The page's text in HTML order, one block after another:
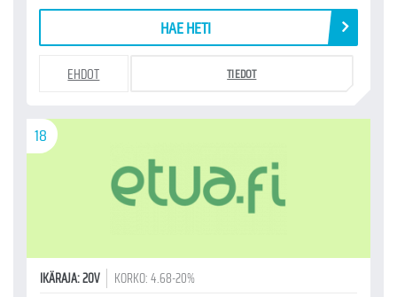
HAE HETI
EHDOT TIEDOT
18
IKÄRAJA: 20V KORKO: 4.68-20%